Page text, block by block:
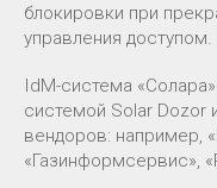
блокировки при
управления доступом.
IdM-система
системой Solar Dozor
вендоров: например,
«Газинформсервис»,